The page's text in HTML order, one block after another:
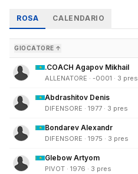
ROSA CALENDARIO
GIOCATORE ↑
.COACH Agapov Mikhail
ALLENATORE · -0001 · 3 pres
Abdrashitov Denis
DIFENSORE · 1977 · 3 pres
Bondarev Alexandr
DIFENSORE · 1975 · 3 pres
Glebow Artyom
PIVOT · 1976 · 3 pres